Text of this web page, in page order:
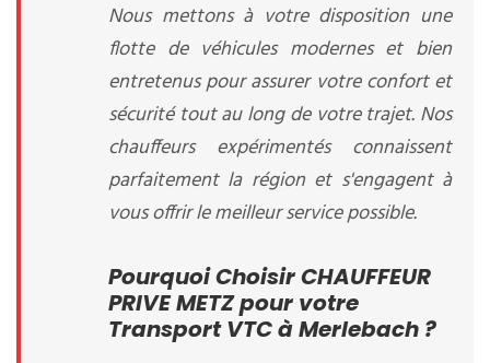
Nous mettons à votre disposition une
flotte de véhicules modernes et bien
entretenus pour assurer votre confort et
sécurité tout au long de votre trajet. Nos
chauffeurs expérimentés connaissent
parfaitement la région et s'engagent à
vous offrir le meilleur service possible.
Pourquoi Choisir CHAUFFEUR
PRIVE METZ pour votre
Transport VTC à Merlebach ?